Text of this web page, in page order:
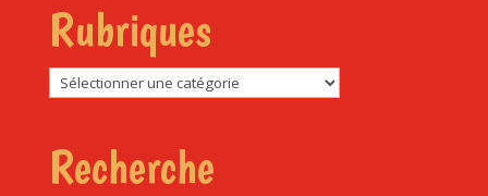
Rubriques
Rubriques
Recherche